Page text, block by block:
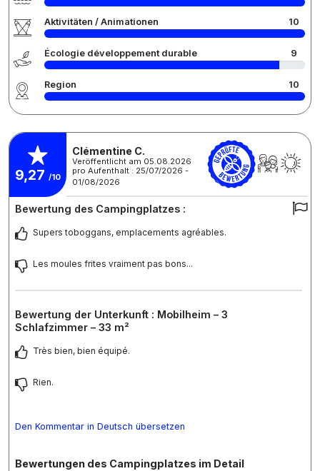
Aktivitäten / Animationen 10
Écologie développement durable 9
Region 10
9,27 /10
Clémentine C.
Veröffentlicht am 05.08.2026
pro Aufenthalt : 25/07/2026 -
01/08/2026
Bewertung des Campingplatzes :
Supers toboggans, emplacements agréables.
Les moules frites vraiment pas bons...
Bewertung der Unterkunft : Mobilheim – 3
Schlafzimmer – 33 m²
Très bien, bien équipé.
Rien.
Den Kommentar in Deutsch übersetzen
Bewertungen des Campingplatzes im Detail